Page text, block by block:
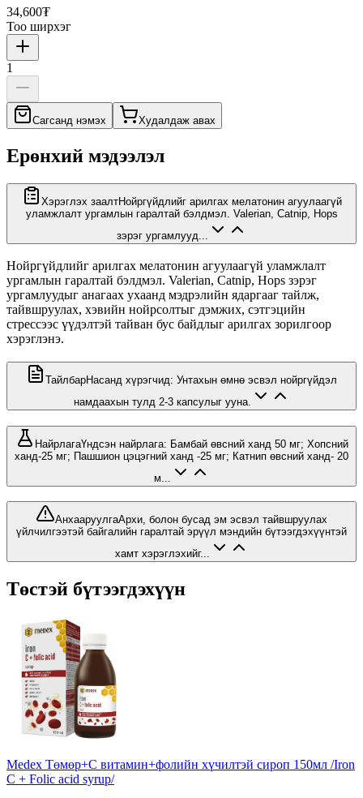
34,600₮
Тоо ширхэг
1
Сагсанд нэмэх Худалдаж авах
Ерөнхий мэдээлэл
Хэрэглэх заалтНойргүйдлийг арилгах мелатонин агуулаагүй
уламжлалт ургамлын гаралтай бэлдмэл. Valerian, Catnip, Hops
зэрэг ургамлууд...
Нойргүйдлийг арилгах мелатонин агуулаагүй уламжлалт
ургамлын гаралтай бэлдмэл. Valerian, Catnip, Hops зэрэг
ургамлуудыг анагаах ухаанд мэдрэлийн ядаргааг тайлж,
тайвшруулах, хэвийн нойрсолтыг дэмжих, сэтгэцийн
стрессээс үүдэлтэй тайван бус байдлыг арилгах зорилгоор
хэрэглэнэ.
ТайлбарНасанд хүрэгчид: Унтахын өмнө эсвэл нойргүйдэл
намдаахын тулд 2-3 капсулыг ууна.
НайрлагаҮндсэн найрлага: Бамбай өвсний ханд 50 мг; Хопсний
ханд-25 мг; Пашшион цэцэгний ханд -25 мг; Катнип өвсний ханд- 20
м...
АнхааруулгаАрхи, болон бусад эм эсвэл тайвшруулах
үйлчилгээтэй байгалийн гаралтай эрүүл мэндийн бүтээгдэхүүнтэй
хамт хэрэглэхийг...
Төстэй бүтээгдэхүүн
Medex Төмөр+С витамин+фолийн хүчилтэй сироп 150мл /Iron
C + Folic acid syrup/